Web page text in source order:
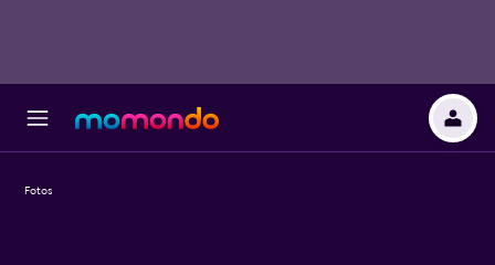
Fotos